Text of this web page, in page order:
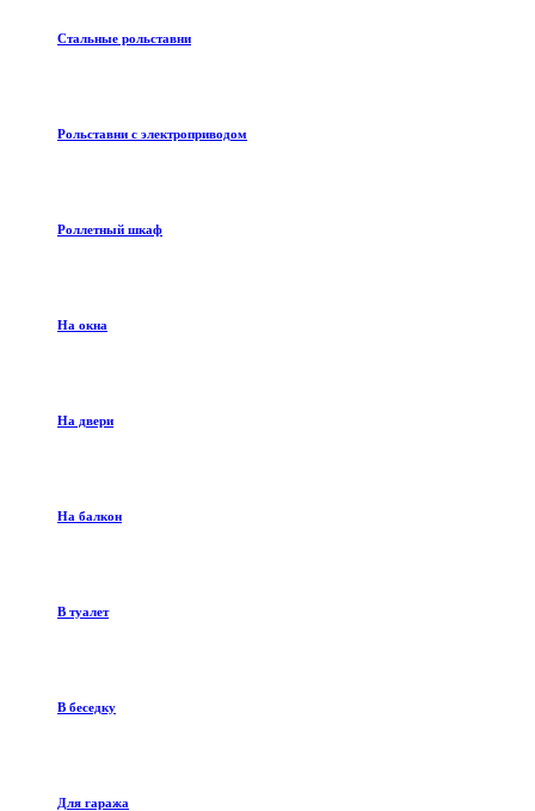
Стальные рольставни
Рольставни с электроприводом
Роллетный шкаф
На окна
На двери
На балкон
В туалет
В беседку
Для гаража